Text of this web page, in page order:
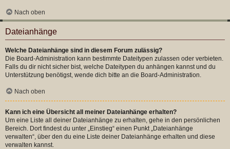
Nach oben
Dateianhänge
Welche Dateianhänge sind in diesem Forum zulässig?
Die Board-Administration kann bestimmte Dateitypen zulassen oder verbieten.
Falls du dir nicht sicher bist, welche Dateitypen du anhängen kannst und du
Unterstützung benötigst, wende dich bitte an die Board-Administration.
Nach oben
Kann ich eine Übersicht all meiner Dateianhänge erhalten?
Um eine Liste all deiner Dateianhänge zu erhalten, gehe in den persönlichen
Bereich. Dort findest du unter „Einstieg“ einen Punkt „Dateianhänge
verwalten“, über den du eine Liste deiner Dateianhänge erhalten und diese
verwalten kannst.